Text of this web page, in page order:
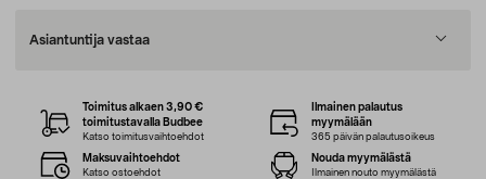
Asiantuntija vastaa
Toimitus alkaen 3,90 €
toimitustavalla Budbee
Katso toimitusvaihtoehdot
Ilmainen palautus
myymälään
365 päivän palautusoikeus
Maksuvaihtoehdot
Katso ostoehdot
Nouda myymälästä
Ilmainen nouto myymälästä